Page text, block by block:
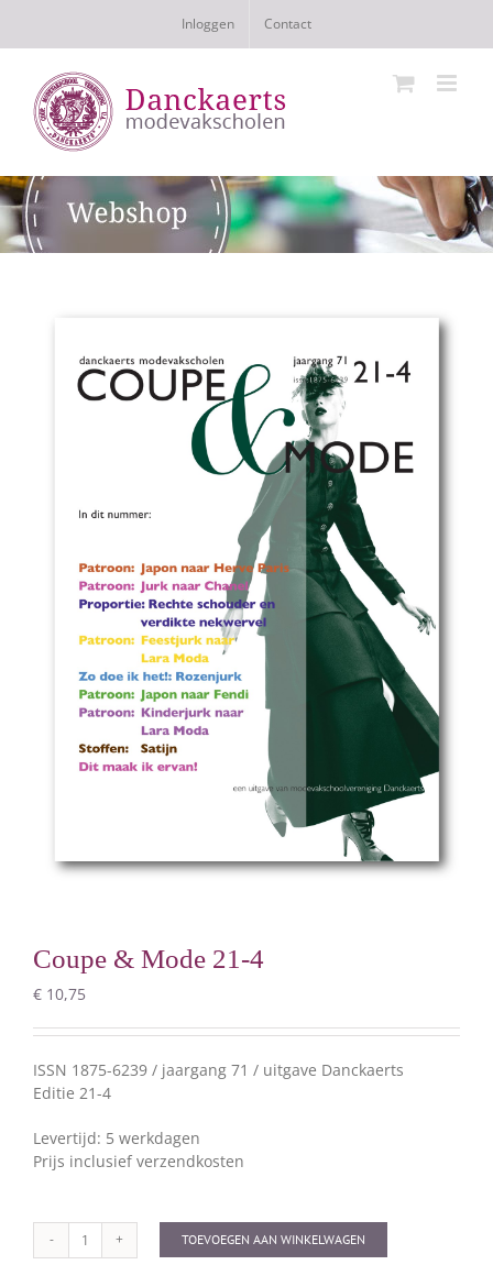
Inloggen Contact
Coupe & Mode 21-4
€ 10,75
ISSN 1875-6239 / jaargang 71 / uitgave Danckaerts
Editie 21-4
Levertijd: 5 werkdagen
Prijs inclusief verzendkosten
Coupe
TOEVOEGEN AAN WINKELWAGEN